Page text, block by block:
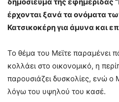
δημοσίευμα της εφημερίδας
έρχονται ξανά τα ονόματα
Κατσικοκέρη για άμυνα και
Το θέμα του Μεϊτε παραμένει
κολλάει στο οικονομικό, η
παρουσιάζει δυσκολίες, ενώ ο
λόγω του υψηλού του κασέ.